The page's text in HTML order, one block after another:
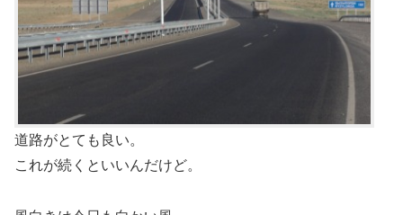
道路がとても良い。
これが続くといいんだけど。